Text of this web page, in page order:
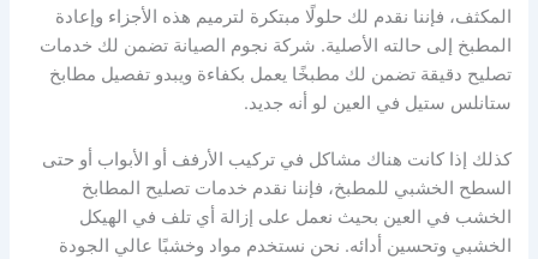
المكثف، فإننا نقدم لك حلولًا مبتكرة لترميم هذه الأجزاء وإعادة
المطبخ إلى حالته الأصلية. شركة نجوم الصيانة تضمن لك خدمات
تصليح دقيقة تضمن لك مطبخًا يعمل بكفاءة ويبدو تفصيل مطابخ
ستانلس ستيل في العين لو أنه جديد.
كذلك إذا كانت هناك مشاكل في تركيب الأرفف أو الأبواب أو حتى
السطح الخشبي للمطبخ، فإننا نقدم خدمات تصليح المطابخ
الخشب في العين بحيث نعمل على إزالة أي تلف في الهيكل
الخشبي وتحسين أدائه. نحن نستخدم مواد وخشبًا عالي الجودة